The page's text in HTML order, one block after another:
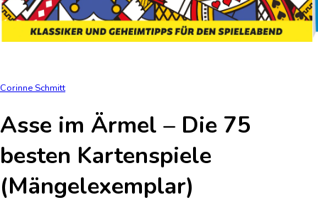
Corinne Schmitt
Asse im Ärmel – Die 75
besten Kartenspiele
(Mängelexemplar)